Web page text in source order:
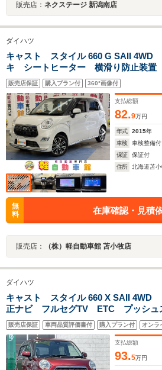
販売店： ネクステージ 新潟南店
ダイハツ
キャスト スタイル 660 G SAII 4WD
キ シートヒーター 横滑り防止装置
ト
販売店保証 購入プラン付 360°画像付
支払総額
82.9万円
年式 2015年
車検
車検整備付
保証
保証付
住所
北海道苫
無
料
在庫確認・見積
販売店： （株）軽自動車館 苫小牧店
ダイハツ
キャスト スタイル 660 X SAII
正ナビ フルセグTV ETC プッシュ
ロアマット 4WD 衝突被害軽減シス
続 衝突被害軽減システム スペアキ
販売店保証 車両品質評価書付 購入プラン付 オンラ
支払総額
93.5万円